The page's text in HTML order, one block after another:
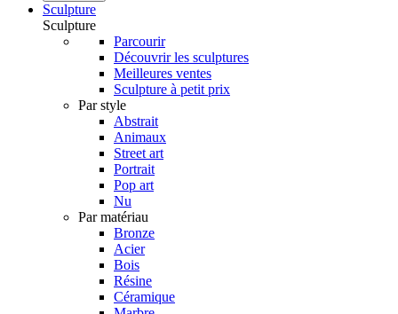
Sculpture
Sculpture
Parcourir
Découvrir les sculptures
Meilleures ventes
Sculpture à petit prix
Par style
Abstrait
Animaux
Street art
Portrait
Pop art
Nu
Par matériau
Bronze
Acier
Bois
Résine
Céramique